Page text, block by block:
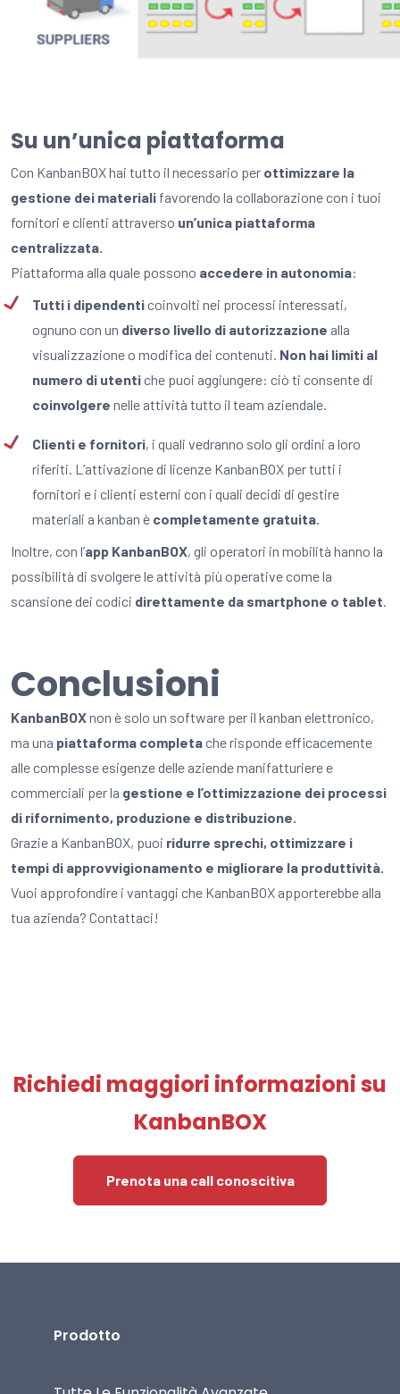
Su un’unica piattaforma
Con KanbanBOX hai tutto il necessario per ottimizzare la
gestione dei materiali favorendo la collaborazione con i tuoi
fornitori e clienti attraverso un’unica piattaforma
centralizzata.
Piattaforma alla quale possono accedere in autonomia:
Tutti i dipendenti coinvolti nei processi interessati,
ognuno con un diverso livello di autorizzazione alla
visualizzazione o modifica dei contenuti. Non hai limiti al
numero di utenti che puoi aggiungere: ciò ti consente di
coinvolgere nelle attività tutto il team aziendale.
Clienti e fornitori, i quali vedranno solo gli ordini a loro
riferiti. L’attivazione di licenze KanbanBOX per tutti i
fornitori e i clienti esterni con i quali decidi di gestire
materiali a kanban è completamente gratuita.
Inoltre, con l’app KanbanBOX, gli operatori in mobilità hanno la
possibilità di svolgere le attività più operative come la
scansione dei codici direttamente da smartphone o tablet.
Conclusioni
KanbanBOXnon è solo un software per il kanban elettronico,
ma una piattaforma completa che risponde efficacemente
alle complesse esigenze delle aziende manifatturiere e
commerciali per la gestione e l’ottimizzazione dei processi
di rifornimento, produzione e distribuzione.
Grazie a KanbanBOX, puoi ridurre sprechi, ottimizzare i
tempi di approvvigionamento e migliorare la produttività.
Vuoi approfondire i vantaggi che KanbanBOX apporterebbe alla
tua azienda? Contattaci!
Richiedi maggiori informazioni su
KanbanBOX
Prenota una call conoscitiva
Prodotto